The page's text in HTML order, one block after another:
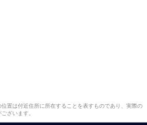
置は付近住所に所在することを表すものであり、実際の
ざいます。